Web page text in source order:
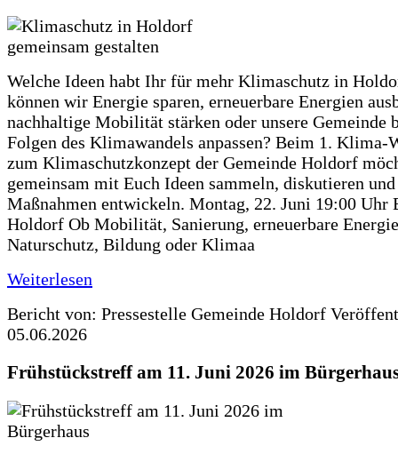
Welche Ideen habt Ihr für mehr Klimaschutz in
können wir Energie sparen, erneuerbare Energien
nachhaltige Mobilität stärken oder unsere Gemeinde
Folgen des Klimawandels anpassen? Beim 1. Klima-
zum Klimaschutzkonzept der Gemeinde Holdorf
gemeinsam mit Euch Ideen sammeln, diskutieren
Maßnahmen entwickeln. Montag, 22. Juni 19:00 Uhr
Holdorf Ob Mobilität, Sanierung, erneuerbare
Naturschutz, Bildung oder Klimaa
Weiterlesen
Bericht von: Pressestelle Gemeinde Holdorf
05.06.2026
Frühstückstreff am 11. Juni 2026 im